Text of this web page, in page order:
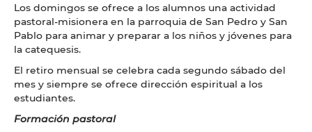
Los domingos se ofrece a los alumnos una actividad
pastoral-misionera en la parroquia de San Pedro y San
Pablo para animar y preparar a los niños y jóvenes para
la catequesis.
El retiro mensual se celebra cada segundo sábado del
mes y siempre se ofrece dirección espiritual a los
estudiantes.
Formación pastoral